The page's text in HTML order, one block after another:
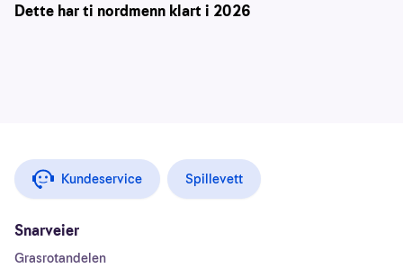
Dette har ti nordmenn klart i 2026
Kundeservice Spillevett
Snarveier
Grasrotandelen